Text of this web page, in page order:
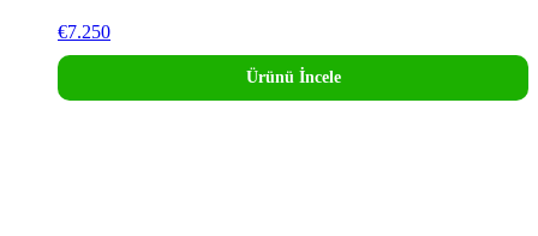
€7.250
Ürünü İncele